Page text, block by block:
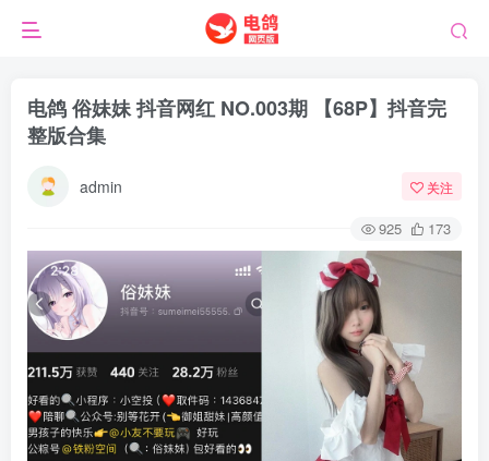
电鸽 俗妹妹 抖音网红 NO.003期 【68P】抖音完
整版合集
admin 关注
925 173